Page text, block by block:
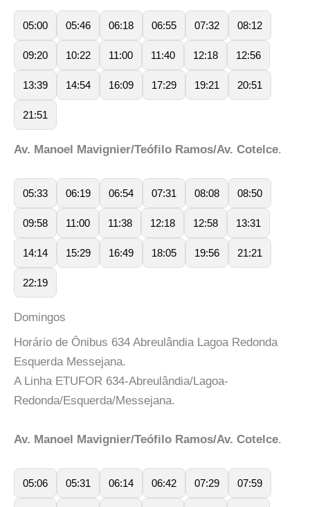
05:00 05:46 06:18 06:55 07:32 08:12
09:20 10:22 11:00 11:40 12:18 12:56
13:39 14:54 16:09 17:29 19:21 20:51
21:51
Av. Manoel Mavignier/Teófilo Ramos/Av. Cotelce.
05:33 06:19 06:54 07:31 08:08 08:50
09:58 11:00 11:38 12:18 12:58 13:31
14:14 15:29 16:49 18:05 19:56 21:21
22:19
Domingos
Horário de Ônibus 634 Abreulândia Lagoa Redonda
Esquerda Messejana.
A Linha ETUFOR 634-Abreulândia/Lagoa-
Redonda/Esquerda/Messejana.
Av. Manoel Mavignier/Teófilo Ramos/Av. Cotelce.
05:06 05:31 06:14 06:42 07:29 07:59